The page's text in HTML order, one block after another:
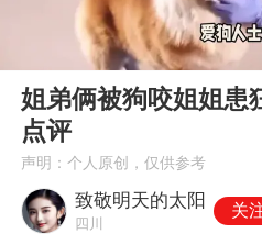
姐弟俩被狗咬姐姐患
点评
声明：个人原创，仅供参考
致敬明天的太阳
四川
关